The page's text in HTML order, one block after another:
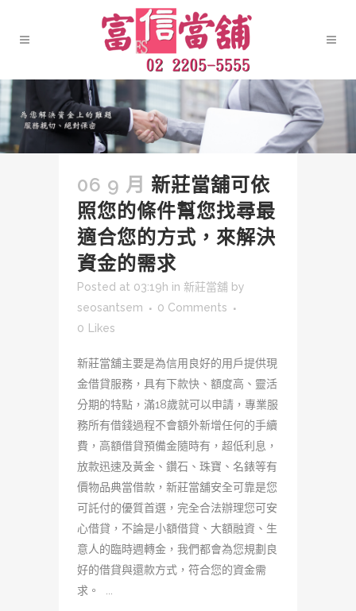
06 9 月 新莊當舖可依
照您的條件幫您找尋最
適合您的方式，來解決
資金的需求
Posted at 03:19h in 新莊當舖 by
seosantsem
0 Comments
0 Likes
新莊當舖主要是為信用良好的用戶提供現
金借貸服務，具有下款快、額度高、靈活
分期的特點，滿18歲就可以申請，專業服
務所有借錢過程不會額外新增任何的手續
費，高額借貸預備金隨時有，超低利息，
放款迅速及黃金、鑽石、珠寶、名錶等有
價物品典當借款，新莊當舖安全可靠是您
可託付的優質首選，完全合法辦理您可安
心借貸，不論是小額借貸、大額融資、生
意人的臨時週轉金，我們都會為您規劃良
好的借貸與還款方式，符合您的資金需
求。 ...